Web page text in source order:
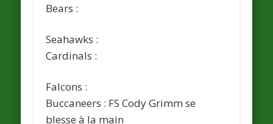
Bears :
Seahawks :
Cardinals :
Falcons :
Buccaneers : FS Cody Grimm se
blesse à la main